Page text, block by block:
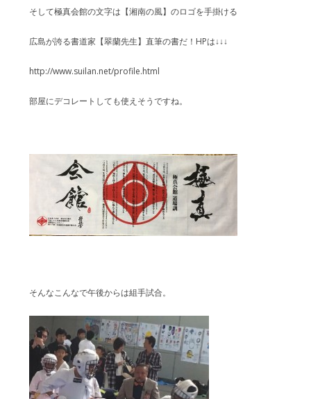
そして極真会館の文字は【湘南の風】のロゴを手掛ける
広島が誇る書道家【翠蘭先生】直筆の書だ！HPは↓↓↓
http://www.suilan.net/profile.html
部屋にデコレートしても使えそうですね。
そんなこんなで午後からは組手試合。